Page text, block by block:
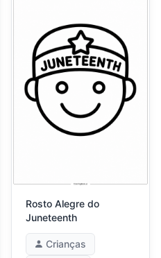
Rosto Alegre do
Juneteenth
Crianças